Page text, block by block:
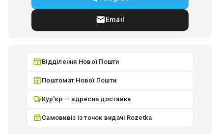
Email
Відділення Нової Пошти
Поштомат Нової Пошти
Кур'єр — адресна доставка
Самовивіз із точок видачі Rozetka